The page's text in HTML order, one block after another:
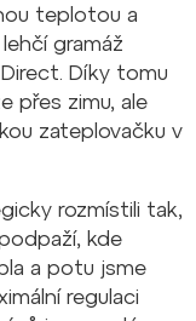
teplotou a
gramáž
Díky tomu
přes zimu, ale
zateplovačku v
rozmístili tak,
kde
a potu jsme
regulaci